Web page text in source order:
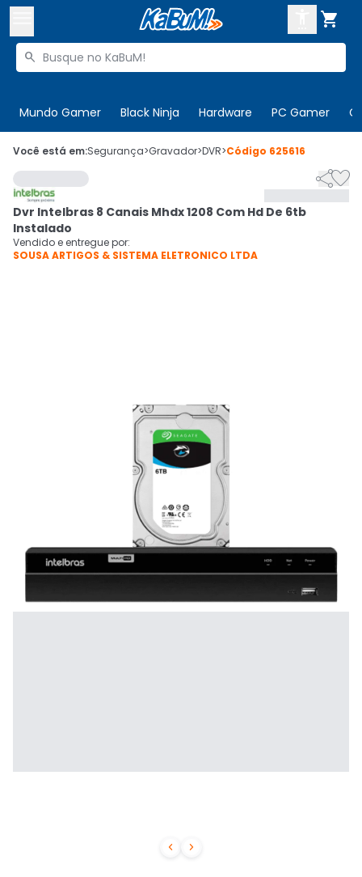

Buscar produtos

Mundo Gamer Black Ninja Hardware PC Gamer
 Olá. Acesse sua conta
 Departamentos
Cupons
Mais Vendidos
CADASTRE-SE
Você está em:Segurança>Gravador>DVR>Código 625616
 

Dvr Intelbras 8 Canais Mhdx 1208 Com Hd De 6tb
Instalado
Vendido e entregue por:
SOUSA ARTIGOS & SISTEMA ELETRONICO LTDA